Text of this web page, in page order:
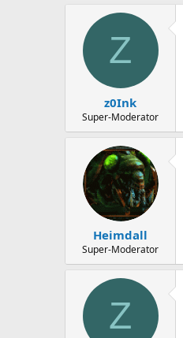
Z
z0Ink
Super-Moderator
Heimdall
Super-Moderator
Z